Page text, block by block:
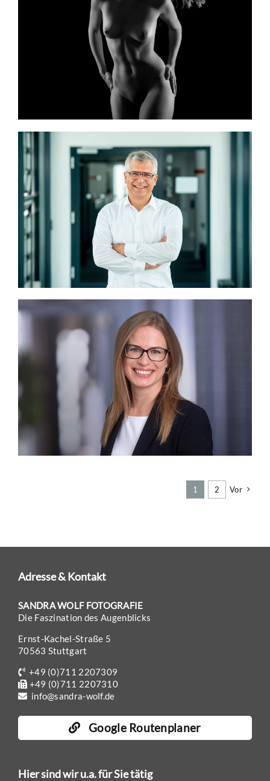
1 2 Vor
Adresse & Kontakt
SANDRA WOLF FOTOGRAFIE
Die Faszination des Augenblicks
Ernst-Kachel-Straße 5
70563 Stuttgart
+49 (0)711 2207309
+49 (0)711 2207310
info@sandra-wolf.de
Google Routenplaner
Hier sind wir u.a. für Sie tätig